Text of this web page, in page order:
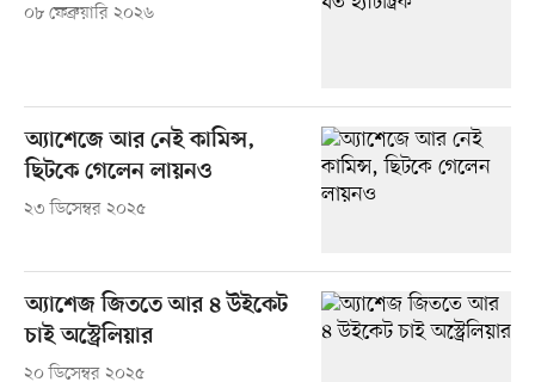
০৮ ফেব্রুয়ারি ২০২৬
অ্যাশেজে আর নেই কামিন্স,
ছিটকে গেলেন লায়নও
২৩ ডিসেম্বর ২০২৫
অ্যাশেজ জিততে আর ৪ উইকেট
চাই অস্ট্রেলিয়ার
২০ ডিসেম্বর ২০২৫